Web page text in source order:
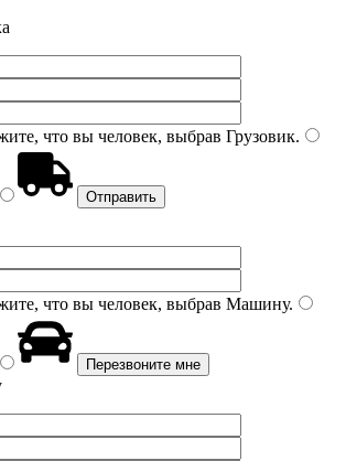
что вы человек, выбрав Грузовик.
что вы человек, выбрав Машину.